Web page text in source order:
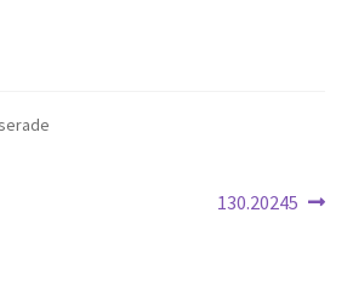
Nästa
130.20245